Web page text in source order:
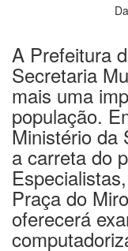
A Prefeitura
Secretaria
mais uma
população.
Ministério da
a carreta do
Praça do
oferecerá